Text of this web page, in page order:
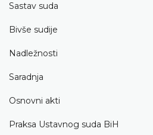
Sastav suda
Bivše sudije
Nadležnosti
Saradnja
Osnovni akti
Praksa Ustavnog suda BiH